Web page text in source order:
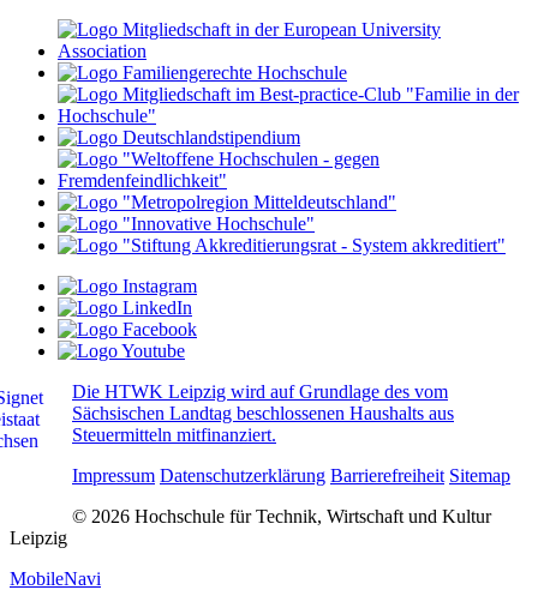
Die HTWK Leipzig wird auf Grundlage des vom
Sächsischen Landtag beschlossenen Haushalts aus
Steuermitteln mitfinanziert.
Impressum Datenschutzerklärung Barrierefreiheit Sitemap
© 2026 Hochschule für Technik, Wirtschaft und Kultur
Leipzig
MobileNavi